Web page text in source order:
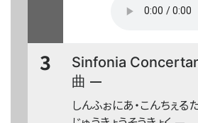
3 Sinfonia
曲 —
しんふぉにあ・こんちぇる